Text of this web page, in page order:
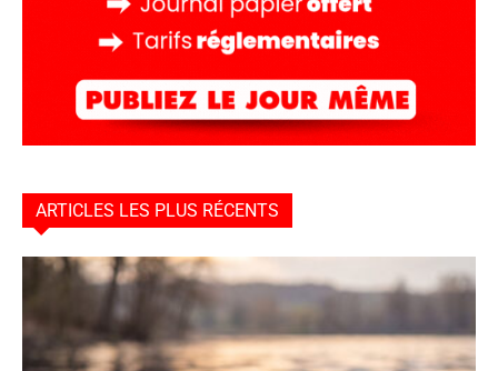
ARTICLES LES PLUS RÉCENTS